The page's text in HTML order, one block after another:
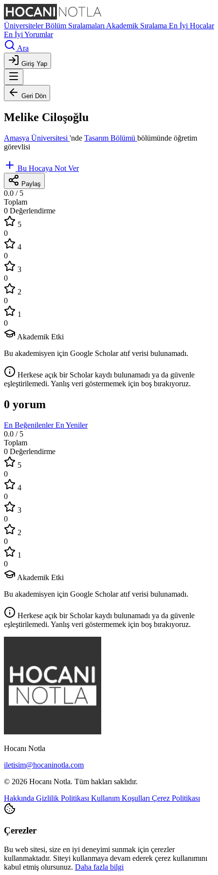
ÜniversitelerBölüm Sıralamaları Akademik Sıralama En İyi Hocalar
En İyi Yorumlar
Ara
Giriş Yap
Geri Dön
Melike Ciloşoğlu
Amasya Üniversitesi 'nde Tasarım Bölümü bölümünde öğretim
görevlisi
Bu Hocaya Not Ver
Paylaş
0.0 / 5
Toplam
0 Değerlendirme
5
0
4
0
3
0
2
0
1
0
Akademik Etki
Bu akademisyen için Google Scholar atıf verisi bulunamadı.
Herkese açık bir Scholar kaydı bulunamadı ya da güvenle
eşleştirilemedi. Yanlış veri göstermemek için boş bırakıyoruz.
0 yorum
En BeğenilenlerEn Yeniler
0.0 / 5
Toplam
0 Değerlendirme
5
0
4
0
3
0
2
0
1
0
Akademik Etki
Bu akademisyen için Google Scholar atıf verisi bulunamadı.
Herkese açık bir Scholar kaydı bulunamadı ya da güvenle
eşleştirilemedi. Yanlış veri göstermemek için boş bırakıyoruz.
Hocanı Notla
iletisim@hocaninotla.com
© 2026 Hocanı Notla. Tüm hakları saklıdır.
Hakkında Gizlilik Politikası Kullanım Koşulları Çerez Politikası
Çerezler
Bu web sitesi, size en iyi deneyimi sunmak için çerezler
kullanmaktadır. Siteyi kullanmaya devam ederek çerez kullanımını
kabul etmiş olursunuz. Daha fazla bilgi